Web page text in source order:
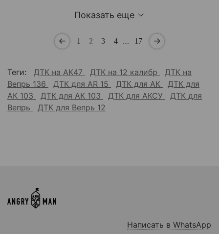
Показать еще
1 2 3 4 … 17
Теги: ДТК на АК47 ДТК на 12 калибр
ДТК на
Вепрь 136
ДТК для AR 15 ДТК для АК
ДТК для
АК 103
ДТК для АК 103 ДТК для АКСУ
ДТК для
Вепрь
ДТК для Вепрь 12
Написать в WhatsApp